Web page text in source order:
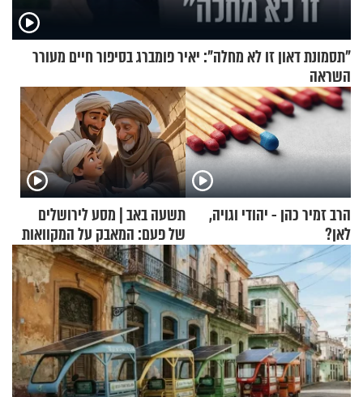
"תסמונת דאון זו לא מחלה": יאיר פומברג בסיפור חיים מעורר
השראה
הרב זמיר כהן - יהודי וגויה,
לאן?
תשעה באב | מסע לירושלים
של פעם: המאבק על המקוואות